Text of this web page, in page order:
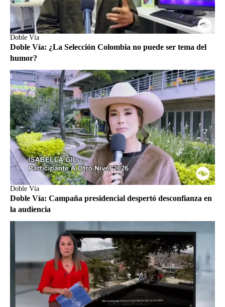
Doble Vía
Doble Vía: ¿La Selección Colombia no puede ser tema del
humor?
Doble Vía
Doble Vía: Campaña presidencial despertó desconfianza en
la audiencia